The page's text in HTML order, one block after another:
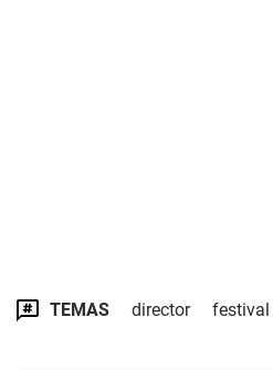
TEMAS director festival